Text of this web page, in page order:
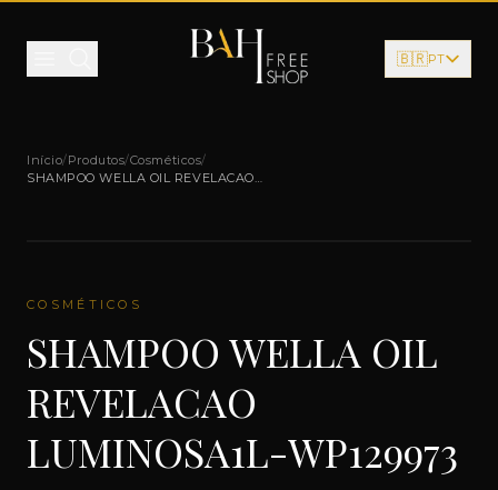
🇧🇷PT
Início/Produtos/Cosméticos/
SHAMPOO WELLA OIL REVELACAO
COSMÉTICOS
SHAMPOO WELLA OIL
REVELACAO
LUMINOSA1L-WP129973